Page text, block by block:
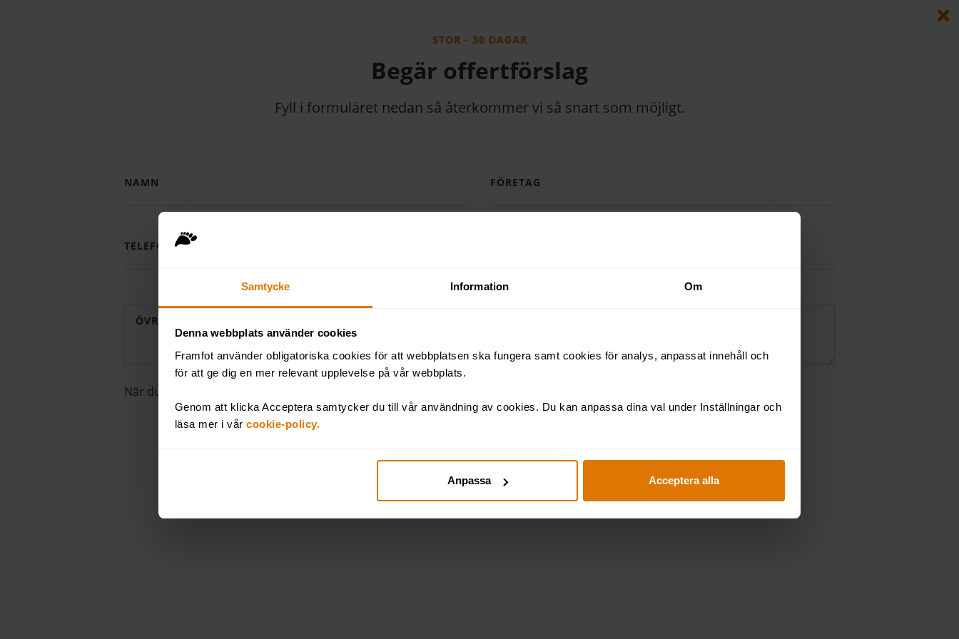
Samtycke Information Om
Denna webbplats använder cookies
Framfot använder obligatoriska cookies för att webbplatsen ska fungera samt cookies för analys, anpassat innehåll och
för att ge dig en mer relevant upplevelse på vår webbplats.
Genom att klicka Acceptera samtycker du till vår användning av cookies. Du kan anpassa dina val under Inställningar och
läsa mer i vår cookie-policy.
Anpassa Acceptera alla
STOR - 30 DAGAR
Begär offertförslag
Fyll i formuläret nedan så återkommer vi så snart som möjligt.
NAMN FÖRETAG
TELEFON
ÖVRIGA ÖNSKEMÅL
När du fyller i din e-postadress samtycker du till att dina uppgifter behandlas enligt